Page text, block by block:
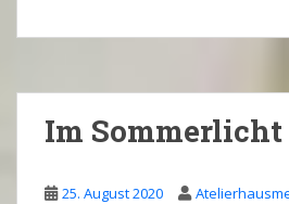
Im Sommerlicht
25. August 2020